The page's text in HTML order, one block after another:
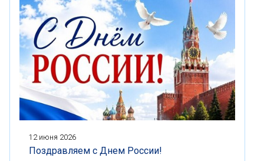
12 июня 2026
Поздравляем с Днем России!